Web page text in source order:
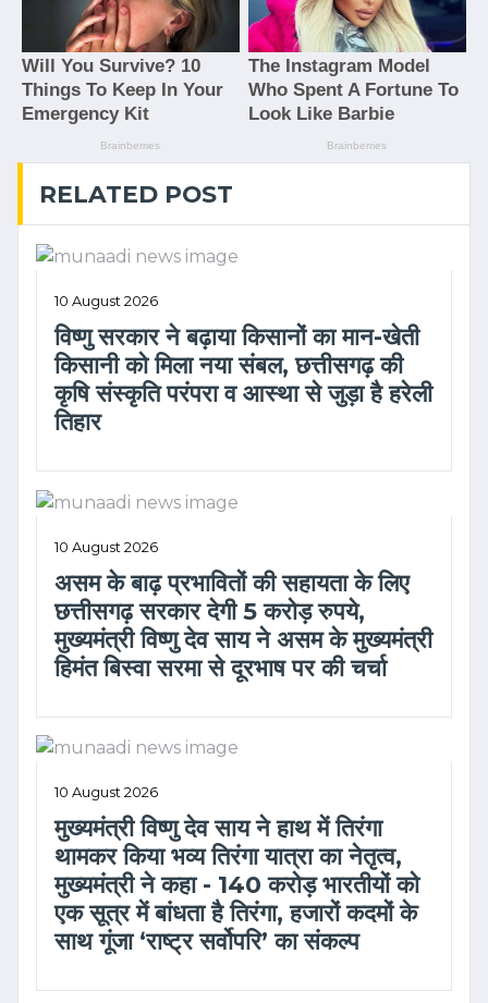
RELATED POST
10 August 2026
विष्णु सरकार ने बढ़ाया किसानों का मान-खेती
किसानी को मिला नया संबल, छत्तीसगढ़ की
कृषि संस्कृति परंपरा व आस्था से जुड़ा है हरेली
तिहार
10 August 2026
असम के बाढ़ प्रभावितों की सहायता के लिए
छत्तीसगढ़ सरकार देगी 5 करोड़ रुपये,
मुख्यमंत्री विष्णु देव साय ने असम के मुख्यमंत्री
हिमंत बिस्वा सरमा से दूरभाष पर की चर्चा
10 August 2026
मुख्यमंत्री विष्णु देव साय ने हाथ में तिरंगा
थामकर किया भव्य तिरंगा यात्रा का नेतृत्व,
मुख्यमंत्री ने कहा - 140 करोड़ भारतीयों को
एक सूत्र में बांधता है तिरंगा, हजारों कदमों के
साथ गूंजा ‘राष्ट्र सर्वोपरि’ का संकल्प